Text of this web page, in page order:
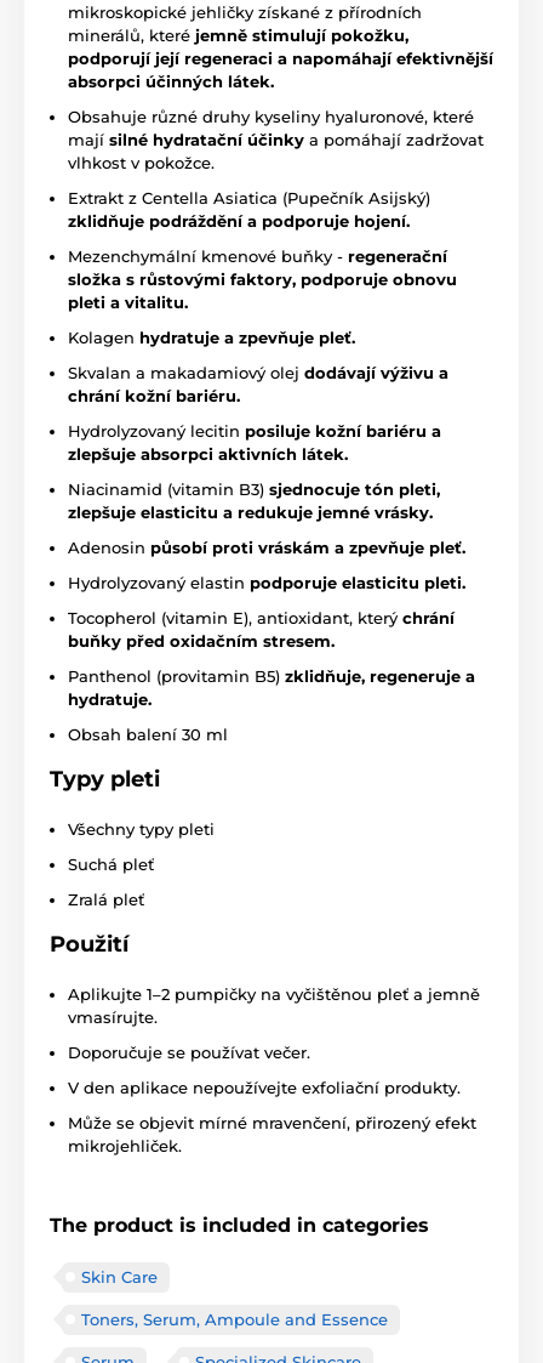
mikroskopické jehličky získané z přírodních
minerálů, které jemně stimulují pokožku,
podporují její regeneraci a napomáhají efektivnější
absorpci účinných látek.
Obsahuje různé druhy kyseliny hyaluronové, které
mají silné hydratační účinky a pomáhají zadržovat
vlhkost v pokožce.
Extrakt z Centella Asiatica (Pupečník Asijský)
zklidňuje podráždění a podporuje hojení.
Mezenchymální kmenové buňky - regenerační
složka s růstovými faktory, podporuje obnovu
pleti a vitalitu.
Kolagen hydratuje a zpevňuje pleť.
Skvalan a makadamiový olej dodávají výživu a
chrání kožní bariéru.
Hydrolyzovaný lecitin posiluje kožní bariéru a
zlepšuje absorpci aktivních látek.
Niacinamid (vitamin B3) sjednocuje tón pleti,
zlepšuje elasticitu a redukuje jemné vrásky.
Adenosin působí proti vráskám a zpevňuje pleť.
Hydrolyzovaný elastin podporuje elasticitu pleti.
Tocopherol (vitamin E), antioxidant, který chrání
buňky před oxidačním stresem.
Panthenol (provitamin B5) zklidňuje, regeneruje a
hydratuje.
Obsah balení 30 ml
Typy pleti
Všechny typy pleti
Suchá pleť
Zralá pleť
Použití
Aplikujte 1–2 pumpičky na vyčištěnou pleť a jemně
vmasírujte.
Doporučuje se používat večer.
V den aplikace nepoužívejte exfoliační produkty.
Může se objevit mírné mravenčení, přirozený efekt
mikrojehliček.
The product is included in categories
Skin Care
Toners, Serum, Ampoule and Essence